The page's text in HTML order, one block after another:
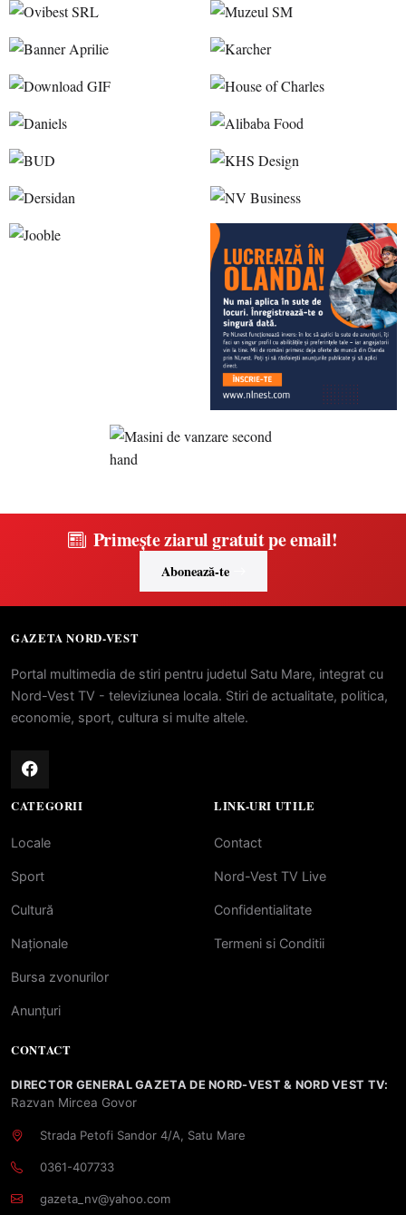
Primește ziarul gratuit pe email!
Abonează-te
GAZETA NORD-VEST
Portal multimedia de stiri pentru judetul Satu Mare, integrat cu
Nord-Vest TV - televiziunea locala. Stiri de actualitate, politica,
economie, sport, cultura si multe altele.
CATEGORII
Locale
Sport
Cultură
Naționale
Bursa zvonurilor
Anunțuri
LINK-URI UTILE
Contact
Nord-Vest TV Live
Confidentialitate
Termeni si Conditii
CONTACT
DIRECTOR GENERAL GAZETA DE NORD-VEST & NORD VEST TV:
Razvan Mircea Govor
Strada Petofi Sandor 4/A, Satu Mare
0361-407733
gazeta_nv@yahoo.com